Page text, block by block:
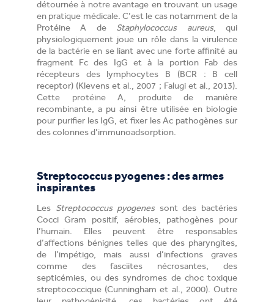
détournée à notre avantage en trouvant un usage
en pratique médicale. C’est le cas notamment de la
Protéine A de Staphylococcus aureus, qui
physiologiquement joue un rôle dans la virulence
de la bactérie en se liant avec une forte affinité au
fragment Fc des IgG et à la portion Fab des
récepteurs des lymphocytes B (BCR : B cell
receptor) (Klevens et al., 2007 ; Falugi et al., 2013).
Cette protéine A, produite de manière
recombinante, a pu ainsi être utilisée en biologie
pour purifier les IgG, et fixer les Ac pathogènes sur
des colonnes d’immunoadsorption.
Streptococcus pyogenes : des armes
inspirantes
Les Streptococcus pyogenessont des bactéries
Cocci Gram positif, aérobies, pathogènes pour
l’humain. Elles peuvent être responsables
d’affections bénignes telles que des pharyngites,
de l’impétigo, mais aussi d’infections graves
comme des fasciites nécrosantes, des
septicémies, ou des syndromes de choc toxique
streptococcique (Cunningham et al., 2000). Outre